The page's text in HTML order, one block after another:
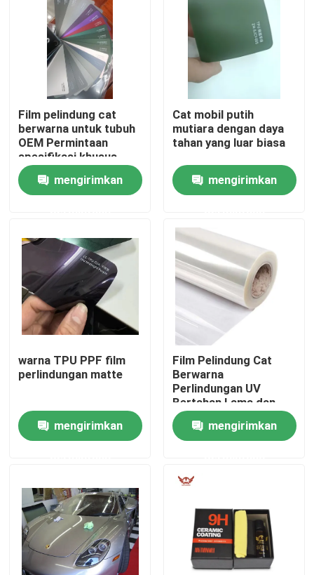
Rumah
Tentang kita
Hubungi kami
Semua Kasus
Film Pelindung Cat Berwarna
Film pelindung cat
berwarna untuk tubuh
OEM Permintaan
spesifikasi khusus
mengirimkan
Cat mobil putih
mutiara dengan daya
tahan yang luar biasa
mengirimkan
warna TPU PPF film
perlindungan matte
mengirimkan
Film Pelindung Cat
Berwarna
Perlindungan UV
Bertahan Lama dan
Dapat Diandalkan
mengirimkan